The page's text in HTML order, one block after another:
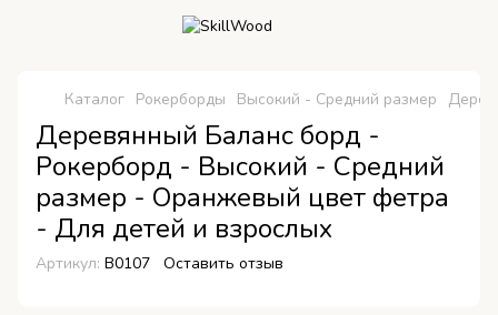
Каталог Рокерборды Высокий - Средний размер
Деревянный Баланс борд -
Рокерборд - Высокий - Средний
размер - Оранжевый цвет фетра
- Для детей и взрослых
Артикул: B0107 Оставить отзыв